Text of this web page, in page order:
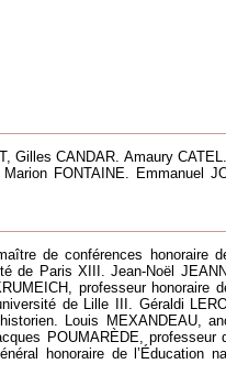
CANDAR. Amaury
FONTAINE. Emmanuel
de conférences honoraire
de Paris XIII. Jean-Noël
professeur honoraire
de Lille III. Géraldi
Louis MEXANDEAU,
POUMARÈDE,
honoraire de l’Éducation